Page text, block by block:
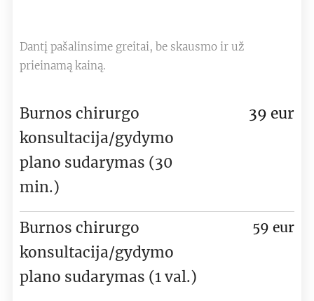
Dantį pašalinsime greitai, be skausmo ir už
prieinamą kainą.
Burnos chirurgo
konsultacija/gydymo
plano sudarymas (30
min.)
39 eur
Burnos chirurgo
konsultacija/gydymo
plano sudarymas (1 val.)
59 eur